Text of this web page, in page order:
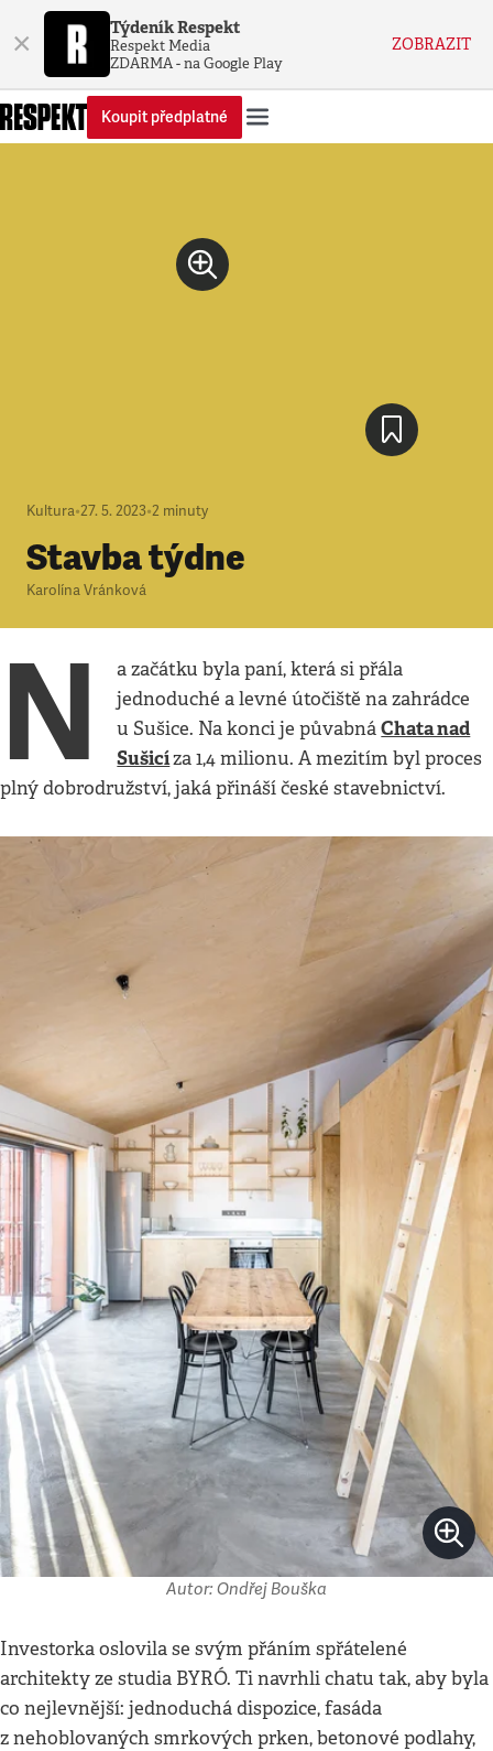
× Týdeník Respekt
Respekt Media
ZDARMA - na Google Play
ZOBRAZIT
Koupit předplatné
Kultura•27. 5. 2023•2 minuty
Stavba týdne
Karolína Vránková
N
a začátku byla paní, která si přála
jednoduché a levné útočiště na zahrádce
u Sušice. Na konci je půvabnáChata nad
Sušicíza 1,4 milionu. A mezitím byl proces
plný dobrodružství, jaká přináší české stavebnictví.
Autor: Ondřej Bouška
Investorka oslovila se svým přáním spřátelené
architekty ze studia BYRÓ. Ti navrhli chatu tak, aby byla
co nejlevnější: jednoduchá dispozice, fasáda
z nehoblovaných smrkových prken, betonové podlahy,